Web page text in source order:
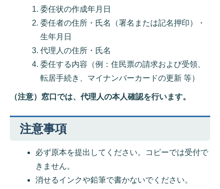
委任状の作成年月日
委任者の住所・氏名（署名または記名押印）・
生年月日
代理人の住所・氏名
委任する内容（例：住民票の請求および受領、
転居手続き、マイナンバーカードの更新 等）
（注意）窓口では、代理人の本人確認を行います。
注意事項
必ず原本を提出してください。コピーでは受付で
きません。
消せるインクや鉛筆で書かないでください。